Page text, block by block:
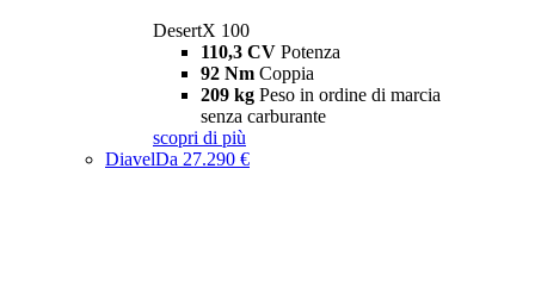
DesertX 100
110,3 CV Potenza
92 Nm Coppia
209 kg Peso in ordine di marcia
senza carburante
scopri di più
DiavelDa 27.290 €